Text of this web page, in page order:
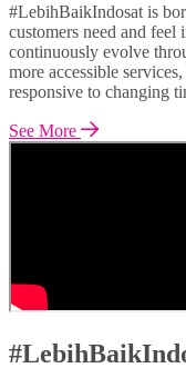
#LebihBaikIndosat is
customers need and
continuously evolve
more accessible
responsive to changing
See More